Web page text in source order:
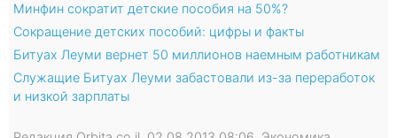
Минфин сократит детские пособия на 50%?
Сокращение детских пособий: цифры и факты
Битуах Леуми вернет 50 миллионов наемным работникам
Служащие Битуах Леуми забастовали из-за переработок
и низкой зарплаты